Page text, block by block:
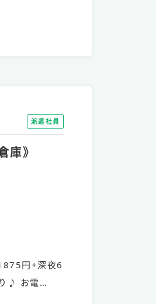
派遣社員
庫》
円+深夜6
♪ お電…